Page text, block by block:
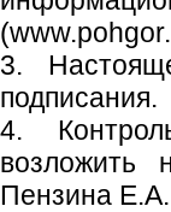
3.
подписания.
4.
возложить
Пензина Е.А.